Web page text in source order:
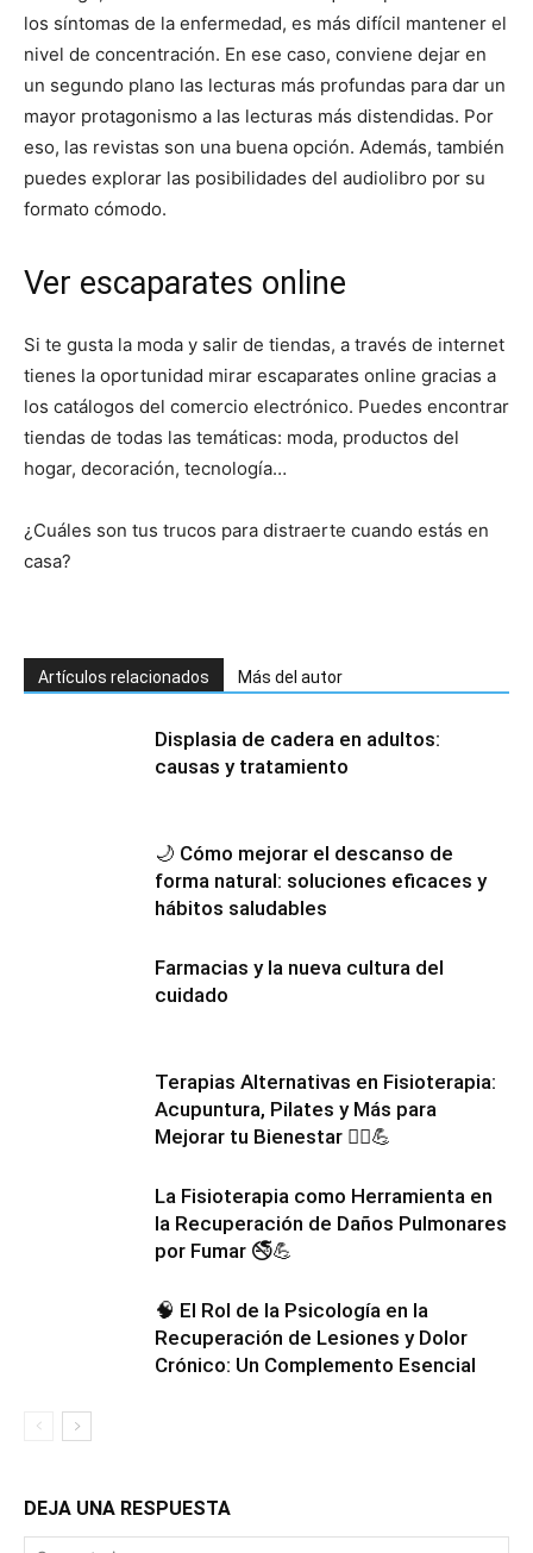
los síntomas de la enfermedad, es más difícil mantener el
nivel de concentración. En ese caso, conviene dejar en
un segundo plano las lecturas más profundas para dar un
mayor protagonismo a las lecturas más distendidas. Por
eso, las revistas son una buena opción. Además, también
puedes explorar las posibilidades del audiolibro por su
formato cómodo.
Ver escaparates online
Si te gusta la moda y salir de tiendas, a través de internet
tienes la oportunidad mirar escaparates online gracias a
los catálogos del comercio electrónico. Puedes encontrar
tiendas de todas las temáticas: moda, productos del
hogar, decoración, tecnología…
¿Cuáles son tus trucos para distraerte cuando estás en
casa?
Artículos relacionados Más del autor
Displasia de cadera en adultos:
causas y tratamiento
🌙 Cómo mejorar el descanso de
forma natural: soluciones eficaces y
hábitos saludables
Farmacias y la nueva cultura del
cuidado
Terapias Alternativas en Fisioterapia:
Acupuntura, Pilates y Más para
Mejorar tu Bienestar 💆‍♂️💪
La Fisioterapia como Herramienta en
la Recuperación de Daños Pulmonares
por Fumar 🚭💪
🧠 El Rol de la Psicología en la
Recuperación de Lesiones y Dolor
Crónico: Un Complemento Esencial
DEJA UNA RESPUESTA